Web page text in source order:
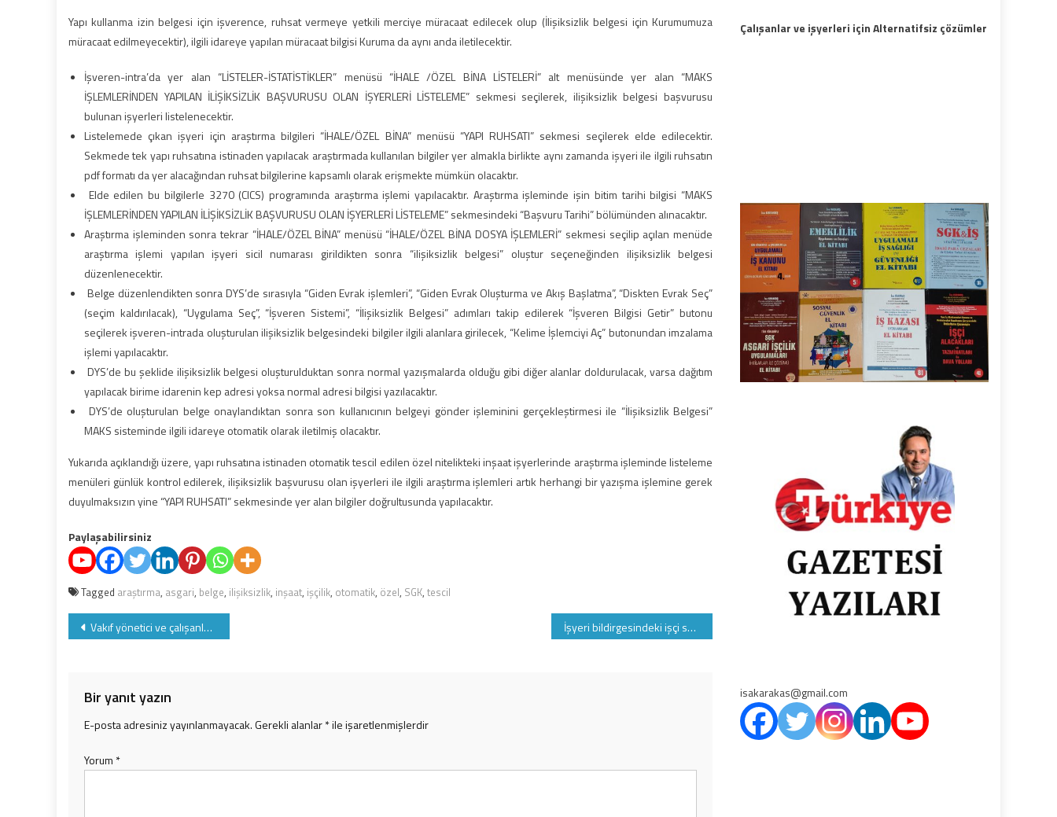
Yapı kullanma izin belgesi için işverence, ruhsat vermeye yetkili merciye müracaat edilecek olup (İlişiksizlik belgesi için Kurumumuza
müracaat edilmeyecektir), ilgili idareye yapılan müracaat bilgisi Kuruma da aynı anda iletilecektir.
İşveren-intra’da yer alan “LİSTELER-İSTATİSTİKLER” menüsü “İHALE /ÖZEL BİNA LİSTELERİ” alt menüsünde yer alan “MAKS
İŞLEMLERİNDEN YAPILAN İLİŞİKSİZLİK BAŞVURUSU OLAN İŞYERLERİ LİSTELEME” sekmesi seçilerek, ilişiksizlik belgesi başvurusu
bulunan işyerleri listelenecektir.
Listelemede çıkan işyeri için araştırma bilgileri “İHALE/ÖZEL BİNA” menüsü “YAPI RUHSATI” sekmesi seçilerek elde edilecektir.
Sekmede tek yapı ruhsatına istinaden yapılacak araştırmada kullanılan bilgiler yer almakla birlikte aynı zamanda işyeri ile ilgili ruhsatın
pdf formatı da yer alacağından ruhsat bilgilerine kapsamlı olarak erişmekte mümkün olacaktır.
Elde edilen bu bilgilerle 3270 (CICS) programında araştırma işlemi yapılacaktır. Araştırma işleminde işin bitim tarihi bilgisi “MAKS
İŞLEMLERİNDEN YAPILAN İLİŞİKSİZLİK BAŞVURUSU OLAN İŞYERLERİ LİSTELEME” sekmesindeki “Başvuru Tarihi” bölümünden alınacaktır.
Araştırma işleminden sonra tekrar “İHALE/ÖZEL BİNA” menüsü “İHALE/ÖZEL BİNA DOSYA İŞLEMLERİ” sekmesi seçilip açılan menüde
araştırma işlemi yapılan işyeri sicil numarası girildikten sonra “ilişiksizlik belgesi” oluştur seçeneğinden ilişiksizlik belgesi
düzenlenecektir.
Belge düzenlendikten sonra DYS’de sırasıyla “Giden Evrak işlemleri”, “Giden Evrak Oluşturma ve Akış Başlatma”, “Diskten Evrak Seç”
(seçim kaldırılacak), “Uygulama Seç”, “İşveren Sistemi”, “İlişiksizlik Belgesi” adımları takip edilerek “İşveren Bilgisi Getir” butonu
seçilerek işveren-intrada oluşturulan ilişiksizlik belgesindeki bilgiler ilgili alanlara girilecek, “Kelime İşlemciyi Aç” butonundan imzalama
işlemi yapılacaktır.
DYS’de bu şeklide ilişiksizlik belgesi oluşturulduktan sonra normal yazışmalarda olduğu gibi diğer alanlar doldurulacak, varsa dağıtım
yapılacak birime idarenin kep adresi yoksa normal adresi bilgisi yazılacaktır.
DYS’de oluşturulan belge onaylandıktan sonra son kullanıcının belgeyi gönder işleminini gerçekleştirmesi ile “İlişiksizlik Belgesi”
MAKS sisteminde ilgili idareye otomatik olarak iletilmiş olacaktır.
Yukarıda açıklandığı üzere, yapı ruhsatına istinaden otomatik tescil edilen özel nitelikteki inşaat işyerlerinde araştırma işleminde listeleme
menüleri günlük kontrol edilerek, ilişiksizlik başvurusu olan işyerleri ile ilgili araştırma işlemleri artık herhangi bir yazışma işlemine gerek
duyulmaksızın yine “YAPI RUHSATI” sekmesinde yer alan bilgiler doğrultusunda yapılacaktır.
Paylaşabilirsiniz
Tagged araştırma, asgari, belge, ilişiksizlik, inşaat, işçilik, otomatik, özel, SGK, tescil
Yazı
Vakıf yönetici ve çalışanları nasıl sigortalı olur İşyeri bildirgesindeki işçi sayısını bildirmeyen şirketler hakkında yapılacak SGK işlemleri
Bir yanıt yazın
E-posta adresiniz yayınlanmayacak.Gerekli alanlar*ile işaretlenmişlerdir
Yorum *
Çalışanlar ve işyerleri için Alternatifsiz çözümler
isakarakas@gmail.com